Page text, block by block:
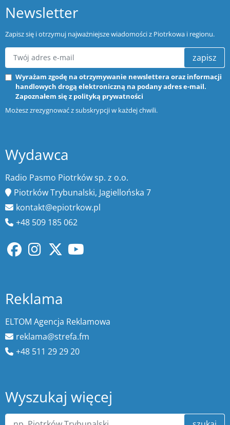
Newsletter
Zapisz się i otrzymuj najważniejsze wiadomości z Piotrkowa i regionu.
zapisz
Wyrażam zgodę na otrzymywanie newslettera oraz informacji
handlowych drogą elektroniczną na podany adres e-mail.
Zapoznałem się z polityką prywatności
Możesz zrezygnować z subskrypcji w każdej chwili.
Wydawca
Radio Pasmo Piotrków sp. z o.o.
Piotrków Trybunalski, Jagiellońska 7
kontakt@epiotrkow.pl
+48 509 185 062
Reklama
ELTOM Agencja Reklamowa
reklama@strefa.fm
+48 511 29 29 20
Wyszukaj więcej